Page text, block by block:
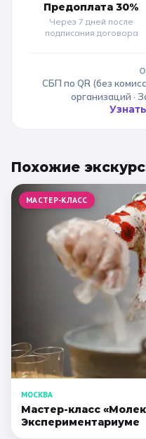
Предоплата 30%
Через 7 дней после
подписания договора
СБП по QR (без
организаций ·
Похожие
МАСТЕР-КЛАСС
МОСКВА
Мастер-класс
Экспериментариуме